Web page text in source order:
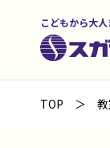
こどもから大
TOP